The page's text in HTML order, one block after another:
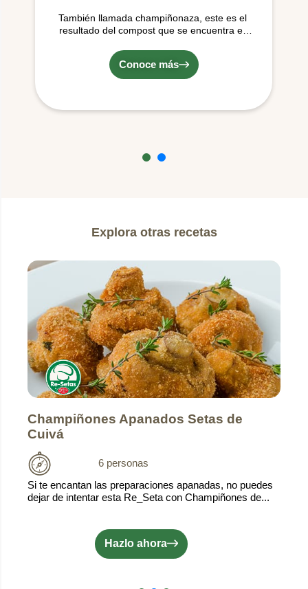
También llamada champiñonaza, este es el
resultado del compost que se encuentra en
Conoce más
Explora otras recetas
Champiñones Apanados Setas de
Cuivá
6 personas
Si te encantan las preparaciones apanadas, no puedes
dejar de intentar esta Re_Seta con Champiñones de...
Hazlo ahora